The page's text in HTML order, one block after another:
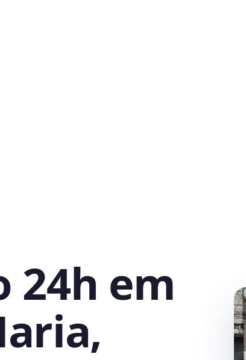
24h em